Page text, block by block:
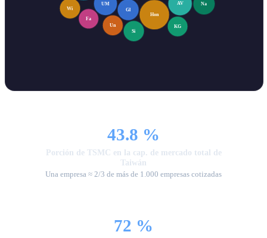
Hon
AV
UM Na
Gl
Si
Wi
Un KG
Fa
43.8 %
Porción de TSMC en la cap. de mercado total de
Taiwán
Una empresa ≈ 2/3 de más de 1.000 empresas cotizadas
72 %